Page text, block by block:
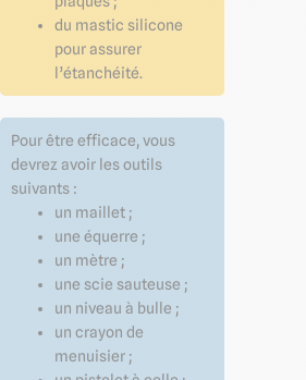
du mastic silicone
pour assurer
l’étanchéité.
Pour être efficace, vous
devrez avoir les outils
suivants :
un maillet ;
une équerre ;
un mètre ;
une scie sauteuse ;
un niveau à bulle ;
un crayon de
menuisier ;